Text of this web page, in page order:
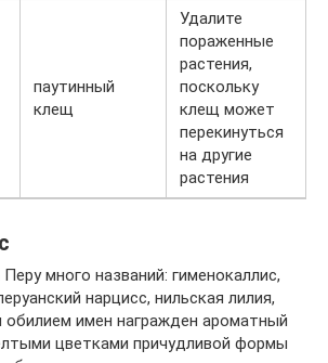
паутинный
клещ
Удалите
пораженные
растения,
поскольку
клещ может
перекинуться
на другие
растения
много названий: гименокаллис,
нарцисс, нильская лилия,
обилием имен награжден ароматный
цветками причудливой формы